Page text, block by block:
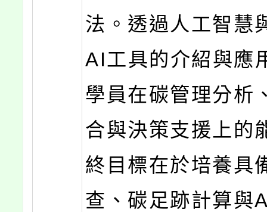
法。透過人工智慧
AI工具的介紹與應
學員在碳管理分析
合與決策支援上的
終目標在於培養具
查、碳足跡計算與